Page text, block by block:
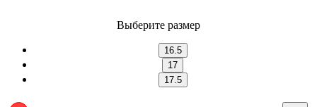
Выберите размер
16.5
17
17.5